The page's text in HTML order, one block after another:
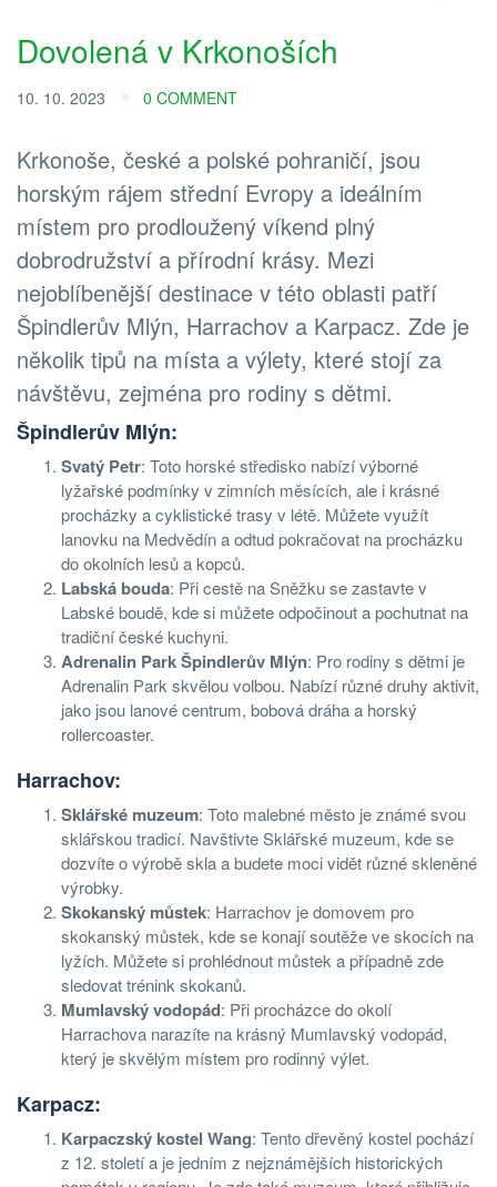
Dovolená v Krkonoších
10. 10. 2023 0 COMMENT
Krkonoše, české a polské pohraničí, jsou
horským rájem střední Evropy a ideálním
místem pro prodloužený víkend plný
dobrodružství a přírodní krásy. Mezi
nejoblíbenější destinace v této oblasti patří
Špindlerův Mlýn, Harrachov a Karpacz. Zde je
několik tipů na místa a výlety, které stojí za
návštěvu, zejména pro rodiny s dětmi.
Špindlerův Mlýn:
Svatý Petr: Toto horské středisko nabízí výborné
lyžařské podmínky v zimních měsících, ale i krásné
procházky a cyklistické trasy v létě. Můžete využít
lanovku na Medvědín a odtud pokračovat na procházku
do okolních lesů a kopců.
Labská bouda: Při cestě na Sněžku se zastavte v
Labské boudě, kde si můžete odpočinout a pochutnat na
tradiční české kuchyni.
Adrenalin Park Špindlerův Mlýn: Pro rodiny s dětmi je
Adrenalin Park skvělou volbou. Nabízí různé druhy aktivit,
jako jsou lanové centrum, bobová dráha a horský
rollercoaster.
Harrachov:
Sklářské muzeum: Toto malebné město je známé svou
sklářskou tradicí. Navštivte Sklářské muzeum, kde se
dozvíte o výrobě skla a budete moci vidět různé skleněné
výrobky.
Skokanský můstek: Harrachov je domovem pro
skokanský můstek, kde se konají soutěže ve skocích na
lyžích. Můžete si prohlédnout můstek a případně zde
sledovat trénink skokanů.
Mumlavský vodopád: Při procházce do okolí
Harrachova narazíte na krásný Mumlavský vodopád,
který je skvělým místem pro rodinný výlet.
Karpacz:
Karpaczský kostel Wang: Tento dřevěný kostel pochází
z 12. století a je jedním z nejznámějších historických